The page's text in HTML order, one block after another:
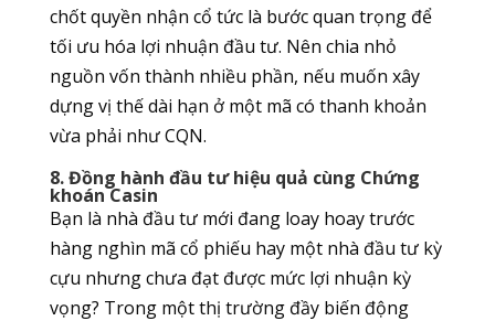
chốt quyền nhận cổ tức là bước quan trọng để
tối ưu hóa lợi nhuận đầu tư. Nên chia nhỏ
nguồn vốn thành nhiều phần, nếu muốn xây
dựng vị thế dài hạn ở một mã có thanh khoản
vừa phải như CQN.
8. Đồng hành đầu tư hiệu quả cùng Chứng
khoán Casin
Bạn là nhà đầu tư mới đang loay hoay trước
hàng nghìn mã cổ phiếu hay một nhà đầu tư kỳ
cựu nhưng chưa đạt được mức lợi nhuận kỳ
vọng? Trong một thị trường đầy biến động